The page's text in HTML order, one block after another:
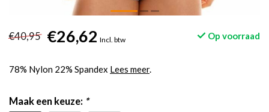
€40,95 €26,62 Incl. btw Op voorraad
78% Nylon 22% Spandex Lees meer.
Maak een keuze: *